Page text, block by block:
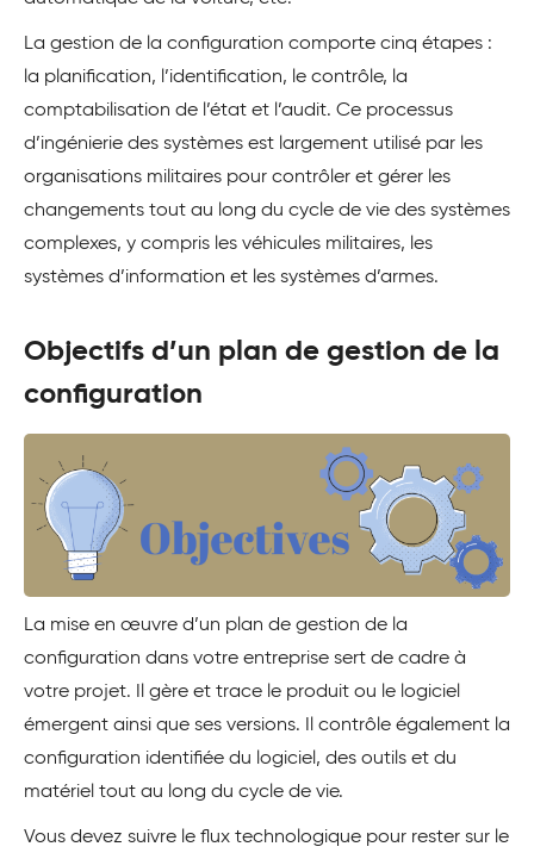
La gestion de la configuration comporte cinq étapes :
la planification, l’identification, le contrôle, la
comptabilisation de l’état et l’audit. Ce processus
d’ingénierie des systèmes est largement utilisé par les
organisations militaires pour contrôler et gérer les
changements tout au long du cycle de vie des systèmes
complexes, y compris les véhicules militaires, les
systèmes d’information et les systèmes d’armes.
Objectifs d’un plan de gestion de la
configuration
La mise en œuvre d’un plan de gestion de la
configuration dans votre entreprise sert de cadre à
votre projet. Il gère et trace le produit ou le logiciel
émergent ainsi que ses versions. Il contrôle également la
configuration identifiée du logiciel, des outils et du
matériel tout au long du cycle de vie.
Vous devez suivre le flux technologique pour rester sur le